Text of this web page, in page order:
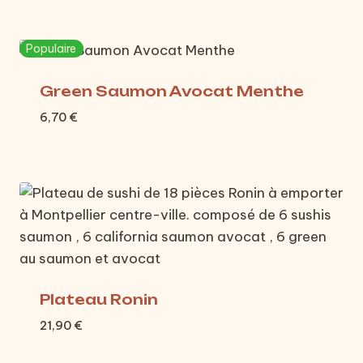
Populaire
Green Saumon Avocat Menthe
6,70 €
Plateau Ronin
21,90 €